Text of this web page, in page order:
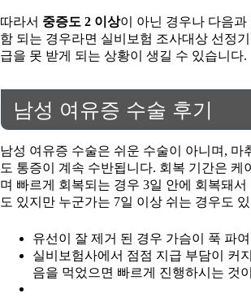
따라서 중증도 2 이상이 아닌 경우나 다음과
함 되는 경우라면 실비보험 조사대상 선정
급을 못 받게 되는 상황이 생길 수 있습니다.
남성 여유증 수술 후기
남성 여유증 수술은 쉬운 수술이 아니며, 마
도 통증이 계속 수반됩니다. 회복 기간은 케
며 빠르게 회복되는 경우 3일 안에 회복돼
도 있지만 누군가는 7일 이상 쉬는 경우도
유선이 잘 제거 된 경우 가슴이 푹 파
실비보험사에서 점점 지급 부담이 커
음을 먹었으면 빠르게 진행하시는 것